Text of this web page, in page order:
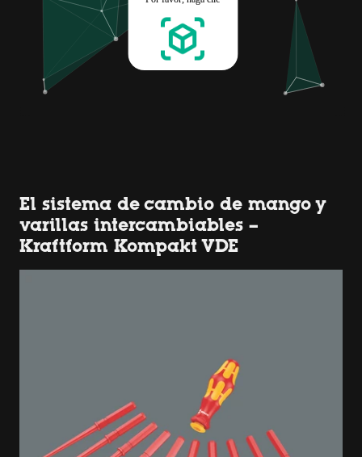
El sistema de cambio de mango y
varillas intercambiables –
Kraftform Kompakt VDE